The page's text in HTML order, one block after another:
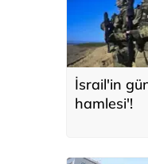
İsrail'in
hamlesi'!